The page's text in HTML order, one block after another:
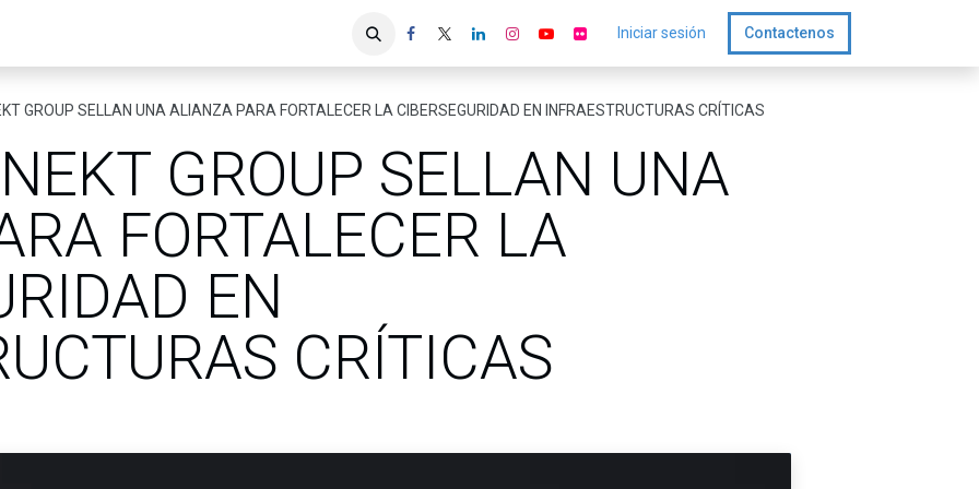
Iniciar sesión Contactenos
GROUP SELLAN UNA ALIANZA PARA FORTALECER LA CIBERSEGURIDAD EN INFRAESTRUCTURAS CRÍTICAS
GROUP SELLAN UNA
FORTALECER LA
EN
CRÍTICAS